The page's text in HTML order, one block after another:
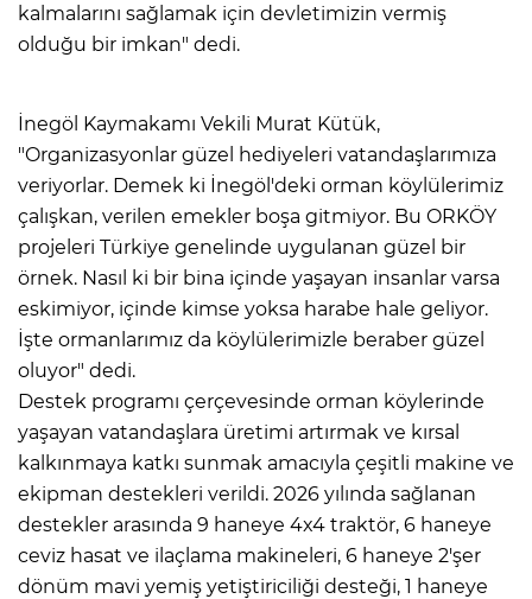
kalmalarını sağlamak için devletimizin vermiş
olduğu bir imkan" dedi.
İnegöl Kaymakamı Vekili Murat Kütük,
"Organizasyonlar güzel hediyeleri vatandaşlarımıza
veriyorlar. Demek ki İnegöl'deki orman köylülerimiz
çalışkan, verilen emekler boşa gitmiyor. Bu ORKÖY
projeleri Türkiye genelinde uygulanan güzel bir
örnek. Nasıl ki bir bina içinde yaşayan insanlar varsa
eskimiyor, içinde kimse yoksa harabe hale geliyor.
İşte ormanlarımız da köylülerimizle beraber güzel
oluyor" dedi.
Destek programı çerçevesinde orman köylerinde
yaşayan vatandaşlara üretimi artırmak ve kırsal
kalkınmaya katkı sunmak amacıyla çeşitli makine ve
ekipman destekleri verildi. 2026 yılında sağlanan
destekler arasında 9 haneye 4x4 traktör, 6 haneye
ceviz hasat ve ilaçlama makineleri, 6 haneye 2'şer
dönüm mavi yemiş yetiştiriciliği desteği, 1 haneye